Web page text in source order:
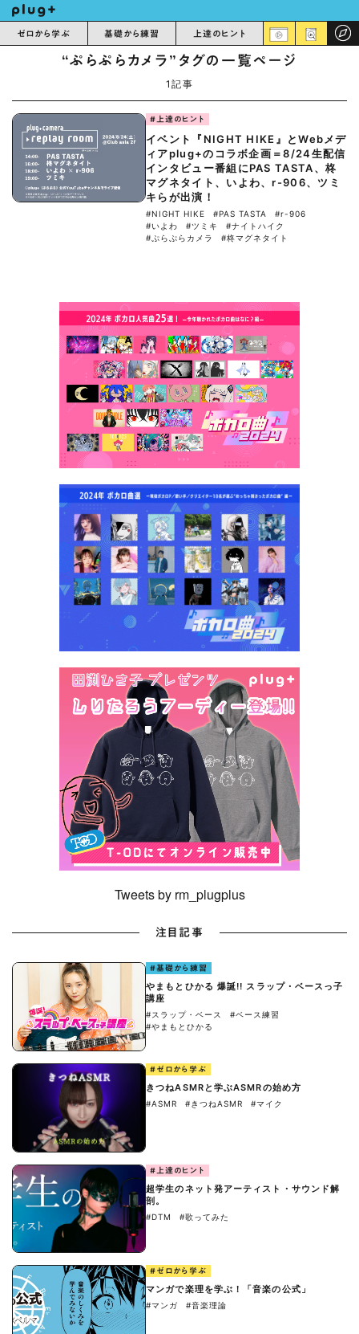
ゼロから学ぶ 基礎から練習 上達のヒント
“ぷらぷらカメラ”タグの一覧ページ
1記事
#上達のヒント
イベント『NIGHT HIKE』とWebメデ
ィアplug+のコラボ企画＝8/24生配信
インタビュー番組にPAS TASTA、柊
マグネタイト、いよわ、r-906、ツミ
キらが出演！
#NIGHT HIKE #PAS TASTA
#r-906
#いよわ
#ツミキ
#ナイトハイク
#ぷらぷらカメラ
#柊マグネタイト
Tweets by rm_plugplus
注目記事
#基礎から練習
やまもとひかる 爆誕!! スラップ・ベースっ子
講座
#スラップ・ベース
#ベース練習
#やまもとひかる
#ゼロから学ぶ
きつねASMRと学ぶASMRの始め方
#ASMR #きつねASMR #マイク
#上達のヒント
超学生のネット発アーティスト・サウンド解
剖。
#DTM #歌ってみた
#ゼロから学ぶ
マンガで楽理を学ぶ！「音楽の公式」
#マンガ #音楽理論